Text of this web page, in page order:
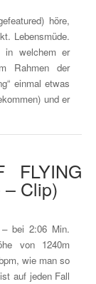
höre,
Lebensmüde.
in welchem er
Rahmen der
einmal etwas
und er
FLYING
Clip)
bei 2:06 Min.
von 1240m
wie man so
auf jeden Fall